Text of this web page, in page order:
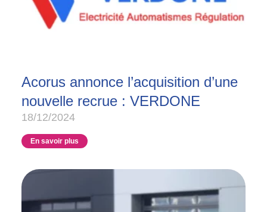
Acorus annonce l’acquisition d’une
nouvelle recrue : VERDONE
18/12/2024
En savoir plus